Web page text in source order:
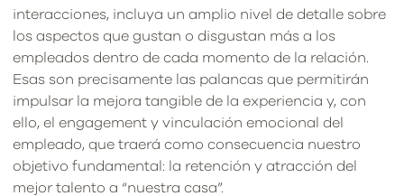
interacciones, incluya un amplio nivel de detalle sobre
los aspectos que gustan o disgustan más a los
empleados dentro de cada momento de la relación.
Esas son precisamente las palancas que permitirán
impulsar la mejora tangible de la experiencia y, con
ello, el engagement y vinculación emocional del
empleado, que traerá como consecuencia nuestro
objetivo fundamental: la retención y atracción del
mejor talento a “nuestra casa”.